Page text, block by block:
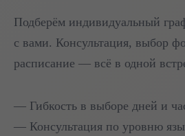
Подберём индивидуальный
с вами. Консультация, выбор
расписание — всё в одной
— Гибкость в выборе дней и
— Консультация по уровню